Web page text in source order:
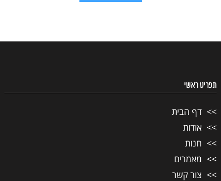
תפריט ראשי
דף הבית
אודות
חנות
מאמרים
צור קשר